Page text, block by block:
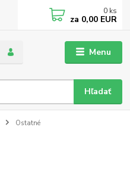
Menu
Hľadať
0 ks
za 0,00 EUR
Ostatné